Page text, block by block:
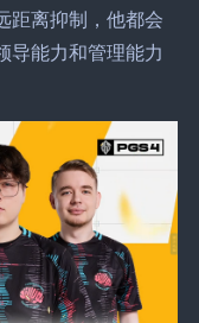
距离抑制，他都会
导能力和管理能力